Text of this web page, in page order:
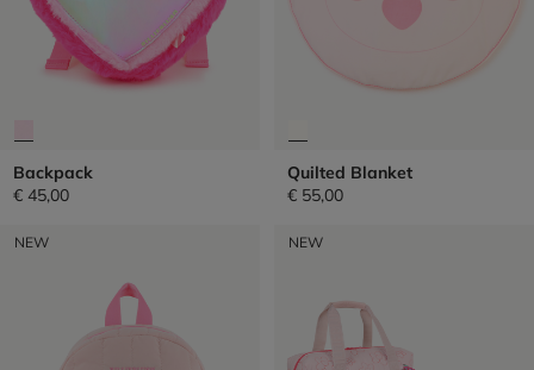
Backpack
€ 45,00
Quilted Blanket
€ 55,00
NEW NEW